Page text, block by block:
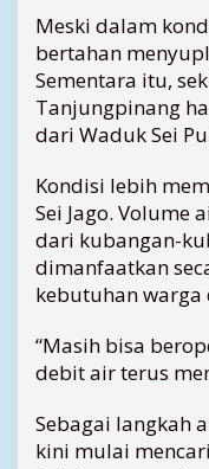
d
a
n
S
e
i
a
g
o
i
A
b
a
g
K
Meski dalam
bertahan
Sementara itu,
Tanjungpinang
dari Waduk Sei
Kondisi lebih
Sei Jago. Volume
dari kubangan-
dimanfaatkan
kebutuhan
“Masih bisa
debit air terus
Sebagai langkah
kini mulai